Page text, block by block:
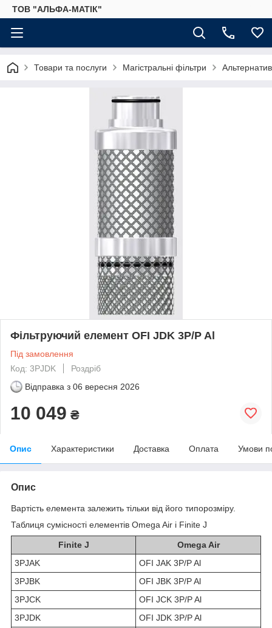
ТОВ "АЛЬФА-МАТІК"
Товари та послуги Магістральні фільтри
Фільтруючий елемент OFI JDK 3P/P Al
Під замовлення
Код: 3PJDK
Роздріб
Відправка з 06 вересня 2026
10 049 ₴
Опис Характеристики Доставка Оплата Умови
Опис
Вартість елемента залежить тільки від його типорозміру.
Таблиця сумісності елементів Omega Air і Finite J
Finite J
Omega Air
3PJAK
OFI JAK 3P/P Al
3PJBK
OFI JBK 3P/P Al
3PJCK
OFI JCK 3P/P Al
3PJDK
OFI JDK 3P/P Al